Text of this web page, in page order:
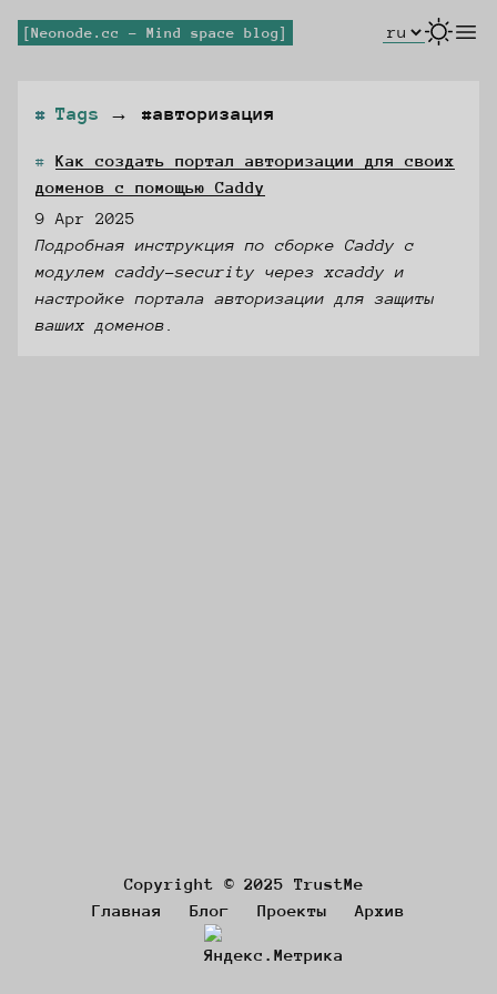
Neonode.cc - Mind space blog Select open
Tags → #авторизация
Как создать портал авторизации для своих
доменов с помощью Caddy
9 Apr 2025
Подробная инструкция по сборке Caddy с
модулем caddy-security через xcaddy и
настройке портала авторизации для защиты
ваших доменов.
Copyright © 2025 TrustMe
Главная
Блог Проекты Архив